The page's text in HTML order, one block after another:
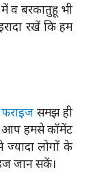
व बरकातुहू भी
रखें कि हम
समझ ही
आप हमसे कॉमेंट
लोगों के
जान सकें।